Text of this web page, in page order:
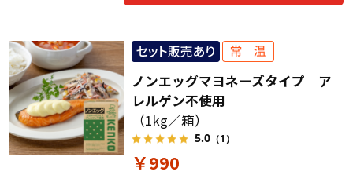
ノンエッグマヨネーズタイプ ア
レルゲン不使用
（1kg／箱）
5.0（1）
￥990